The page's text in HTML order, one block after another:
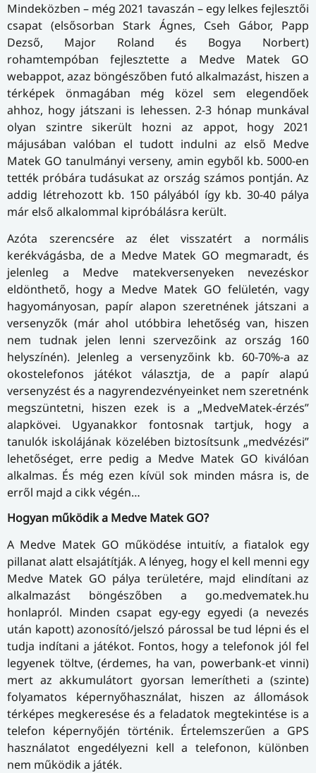
Mindeközben – még 2021 tavaszán – egy lelkes fejlesztői
csapat (elsősorban Stark Ágnes, Cseh Gábor, Papp
Dezső, Major Roland és Bogya Norbert)
rohamtempóban fejlesztette a Medve Matek GO
webappot, azaz böngészőben futó alkalmazást, hiszen a
térképek önmagában még közel sem elegendőek
ahhoz, hogy játszani is lehessen. 2-3 hónap munkával
olyan szintre sikerült hozni az appot, hogy 2021
májusában valóban el tudott indulni az első Medve
Matek GO tanulmányi verseny, amin egyből kb. 5000-en
tették próbára tudásukat az ország számos pontján. Az
addig létrehozott kb. 150 pályából így kb. 30-40 pálya
már első alkalommal kipróbálásra került.
Azóta szerencsére az élet visszatért a normális
kerékvágásba, de a Medve Matek GO megmaradt, és
jelenleg a Medve matekversenyeken nevezéskor
eldönthető, hogy a Medve Matek GO felületén, vagy
hagyományosan, papír alapon szeretnének játszani a
versenyzők (már ahol utóbbira lehetőség van, hiszen
nem tudnak jelen lenni szervezőink az ország 160
helyszínén). Jelenleg a versenyzőink kb. 60-70%-a az
okostelefonos játékot választja, de a papír alapú
versenyzést és a nagyrendezvényeinket nem szeretnénk
megszüntetni, hiszen ezek is a „MedveMatek-érzés”
alapkövei. Ugyanakkor fontosnak tartjuk, hogy a
tanulók iskolájának közelében biztosítsunk „medvézési”
lehetőséget, erre pedig a Medve Matek GO kiválóan
alkalmas. És még ezen kívül sok minden másra is, de
erről majd a cikk végén…
Hogyan működik a Medve Matek GO?
A Medve Matek GO működése intuitív, a fiatalok egy
pillanat alatt elsajátítják. A lényeg, hogy el kell menni egy
Medve Matek GO pálya területére, majd elindítani az
alkalmazást böngészőben a go.medvematek.hu
honlapról. Minden csapat egy-egy egyedi (a nevezés
után kapott) azonosító/jelszó párossal be tud lépni és el
tudja indítani a játékot. Fontos, hogy a telefonok jól fel
legyenek töltve, (érdemes, ha van, powerbank-et vinni)
mert az akkumulátort gyorsan lemerítheti a (szinte)
folyamatos képernyőhasználat, hiszen az állomások
térképes megkeresése és a feladatok megtekintése is a
telefon képernyőjén történik. Értelemszerűen a GPS
használatot engedélyezni kell a telefonon, különben
nem működik a játék.